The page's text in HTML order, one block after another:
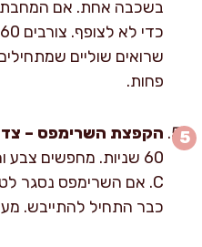
בשכבה אחת. אם המחבת
שרואים שוליים
פחות.
הקפצת השרימפס – צד
60 שניות. מחפשים צבע
כבר התחיל להתייבש.